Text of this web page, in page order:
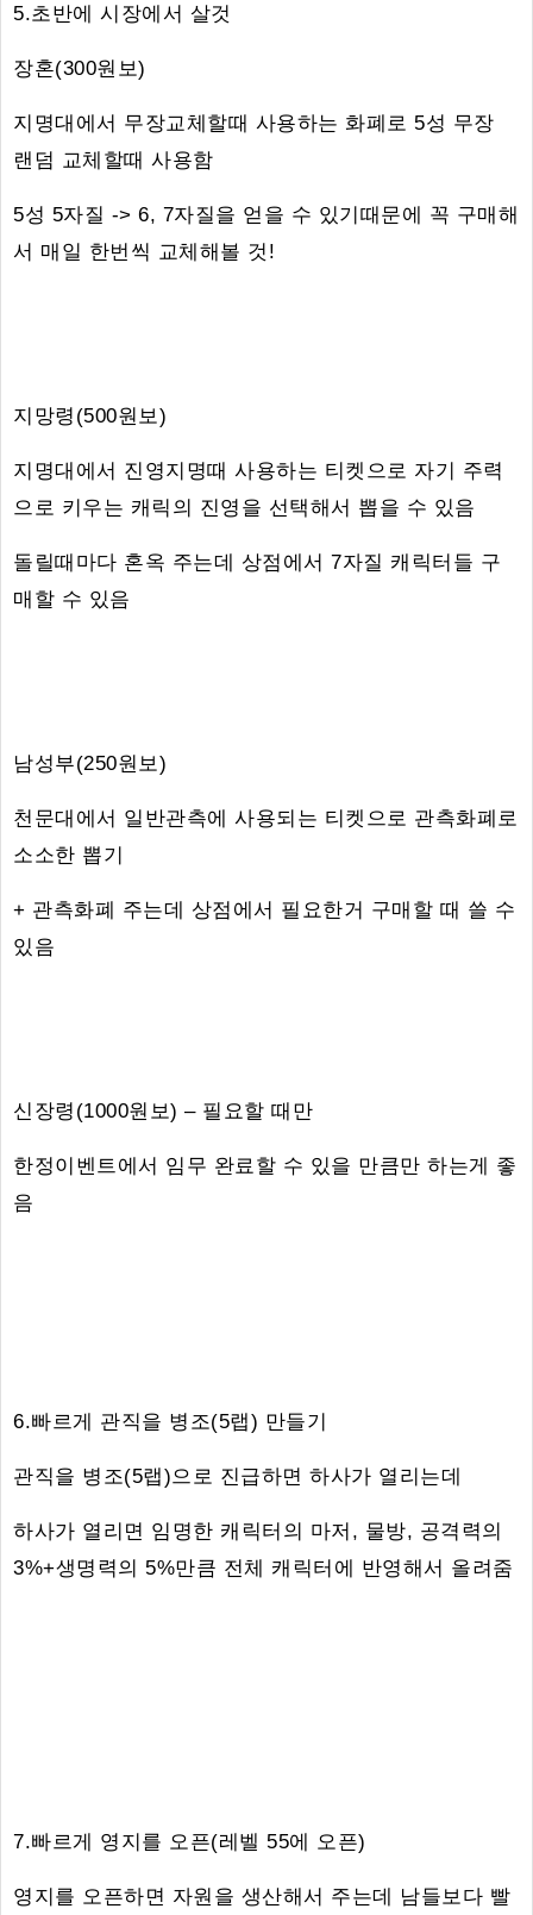
5.초반에 시장에서 살것
장혼(300원보)
지명대에서 무장교체할때 사용하는 화폐로 5성 무장
랜덤 교체할때 사용함
5성 5자질 -> 6, 7자질을 얻을 수 있기때문에 꼭 구매해
서 매일 한번씩 교체해볼 것!
지망령(500원보)
지명대에서 진영지명때 사용하는 티켓으로 자기 주력
으로 키우는 캐릭의 진영을 선택해서 뽑을 수 있음
돌릴때마다 혼옥 주는데 상점에서 7자질 캐릭터들 구
매할 수 있음
남성부(250원보)
천문대에서 일반관측에 사용되는 티켓으로 관측화폐로
소소한 뽑기
+ 관측화폐 주는데 상점에서 필요한거 구매할 때 쓸 수
있음
신장령(1000원보) – 필요할 때만
한정이벤트에서 임무 완료할 수 있을 만큼만 하는게 좋
음
6.빠르게 관직을 병조(5랩) 만들기
관직을 병조(5랩)으로 진급하면 하사가 열리는데
하사가 열리면 임명한 캐릭터의 마저, 물방, 공격력의
3%+생명력의 5%만큼 전체 캐릭터에 반영해서 올려줌
7.빠르게 영지를 오픈(레벨 55에 오픈)
영지를 오픈하면 자원을 생산해서 주는데 남들보다 빨